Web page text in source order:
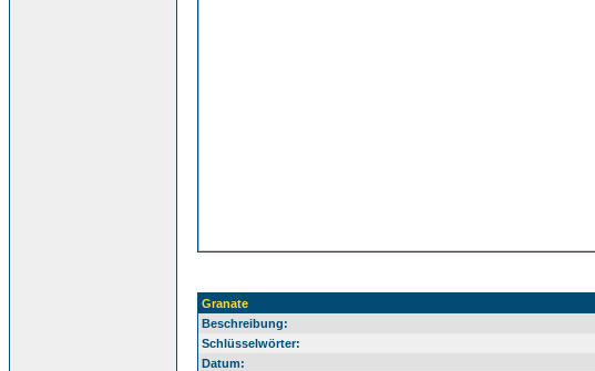
Granate
Beschreibung:
Schlüsselwörter:
Datum: